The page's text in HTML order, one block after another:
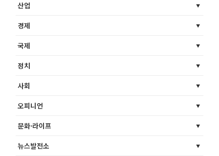
산업
경제
국제
정치
사회
오피니언
문화·라이프
뉴스발전소